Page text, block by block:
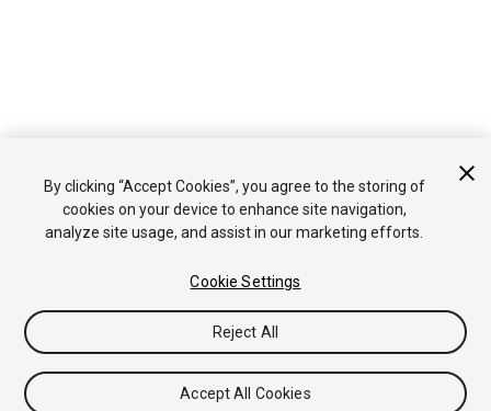
By clicking “Accept Cookies”, you agree to the storing of
cookies on your device to enhance site navigation,
analyze site usage, and assist in our marketing efforts.
Cookie Settings
Reject All
Accept All Cookies